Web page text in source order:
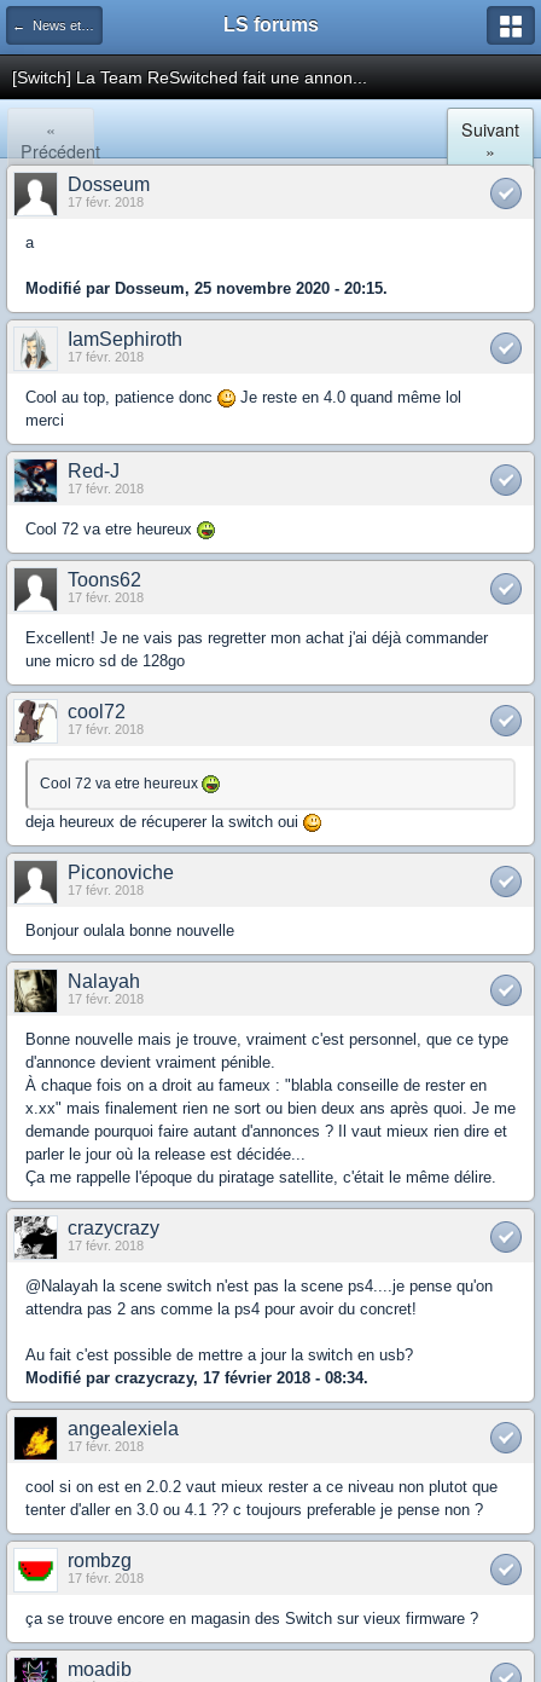
← News et actualités postées sur LS LS forums
[Switch] La Team ReSwitched fait une annon...
«
Précédent
Suivant
»
Dosseum
17 févr. 2018
a
Modifié par Dosseum, 25 novembre 2020 - 20:15.
IamSephiroth
17 févr. 2018
Cool au top, patience donc
Je reste en 4.0 quand même lol
merci
Red-J
17 févr. 2018
Cool 72 va etre heureux
Toons62
17 févr. 2018
Excellent! Je ne vais pas regretter mon achat j'ai déjà commander
une micro sd de 128go
cool72
17 févr. 2018
Cool 72 va etre heureux
deja heureux de récuperer la switch oui
Piconoviche
17 févr. 2018
Bonjour oulala bonne nouvelle
Nalayah
17 févr. 2018
Bonne nouvelle mais je trouve, vraiment c'est personnel, que ce type
d'annonce devient vraiment pénible.
À chaque fois on a droit au fameux : "blabla conseille de rester en
x.xx" mais finalement rien ne sort ou bien deux ans après quoi. Je me
demande pourquoi faire autant d'annonces ? Il vaut mieux rien dire et
parler le jour où la release est décidée...
Ça me rappelle l'époque du piratage satellite, c'était le même délire.
crazycrazy
17 févr. 2018
@Nalayah la scene switch n'est pas la scene ps4....je pense qu'on
attendra pas 2 ans comme la ps4 pour avoir du concret!
Au fait c'est possible de mettre a jour la switch en usb?
Modifié par crazycrazy, 17 février 2018 - 08:34.
angealexiela
17 févr. 2018
cool si on est en 2.0.2 vaut mieux rester a ce niveau non plutot que
tenter d'aller en 3.0 ou 4.1 ?? c toujours preferable je pense non ?
rombzg
17 févr. 2018
ça se trouve encore en magasin des Switch sur vieux firmware ?
moadib